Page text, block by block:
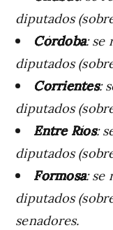
diputados
Córdoba: se
diputados
Corrientes:
diputados
Entre Ríos:
diputados
Formosa: se
diputados
senadores.